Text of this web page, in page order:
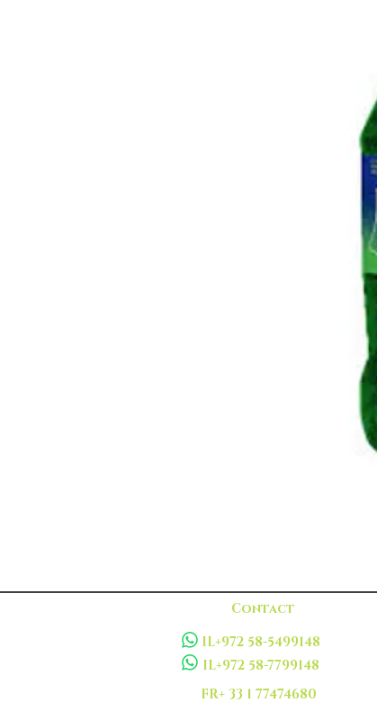
Contact
IL+972 58-5499148
IL+972 58-7799148
FR+ 33 1 77474680